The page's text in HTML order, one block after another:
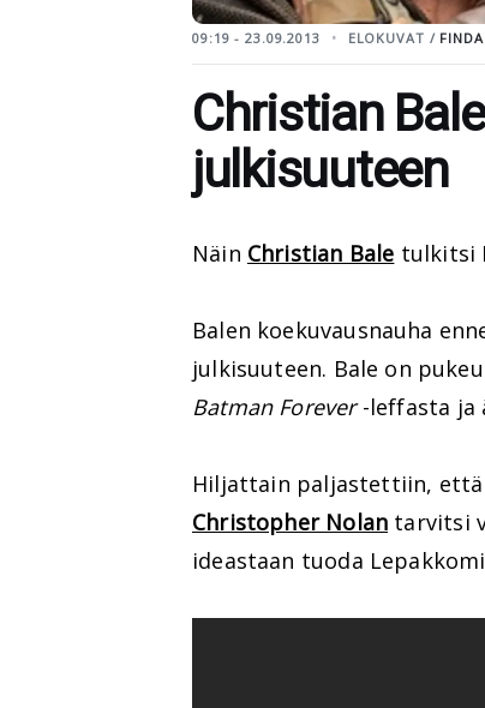
09:19 - 23.09.2013 ELOKUVAT /
Christian
julkisuuteen
Näin Christian Bale tulkitsi
Balen koekuvausnauha
julkisuuteen. Bale on
Batman Forever-leffasta ja
Hiljattain paljastettiin,
Christopher Nolan tarvitsi
ideastaan tuoda